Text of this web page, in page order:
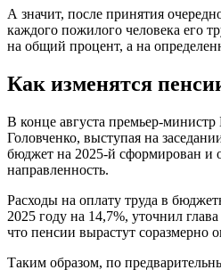
А значит, после принятия
каждого пожилого человека его
на общий процент, а на
Как изменятся
В конце августа премьер-министр
Головченко, выступая на
бюджет на 2025-й сформирован и
направленность.
Расходы на оплату труда в
2025 году на 14,7%, уточнил
что пенсии вырастут соразмерно
Таким образом, по